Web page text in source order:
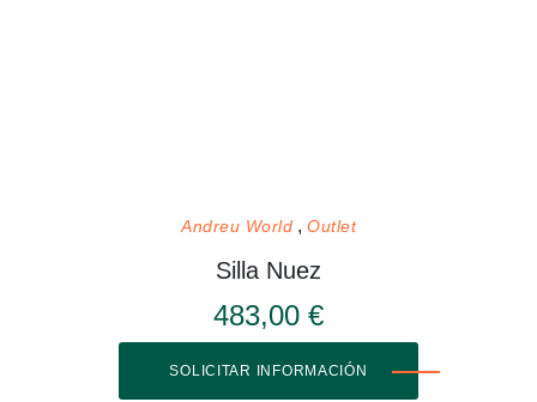
Andreu World Outlet
Silla Nuez
483,00 €
SOLICITAR INFORMACIÓN